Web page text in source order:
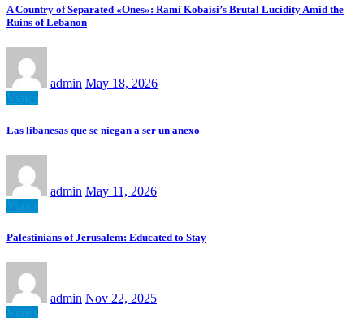
A Country of Separated «Ones»: Rami Kobaisi’s Brutal Lucidity Amid the
Ruins of Lebanon
admin May 18, 2026
Las libanesas que se niegan a ser un anexo
admin May 11, 2026
Palestinians of Jerusalem: Educated to Stay
admin Nov 22, 2025